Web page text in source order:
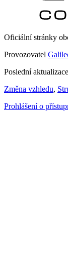
Oficiální stránky
Provozovatel
Poslední
Změna vzhledu,
Prohlášení o